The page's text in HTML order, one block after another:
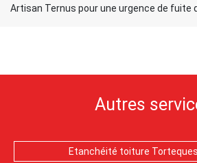
Artisan Ternus pour une urgence de fuite
Autres
Etanchéité toiture